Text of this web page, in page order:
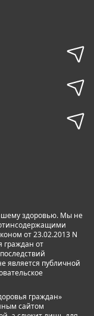
здоровью. Мы не
от 23.02.2013 N
граждан от
является публичной
граждан»
сайтом